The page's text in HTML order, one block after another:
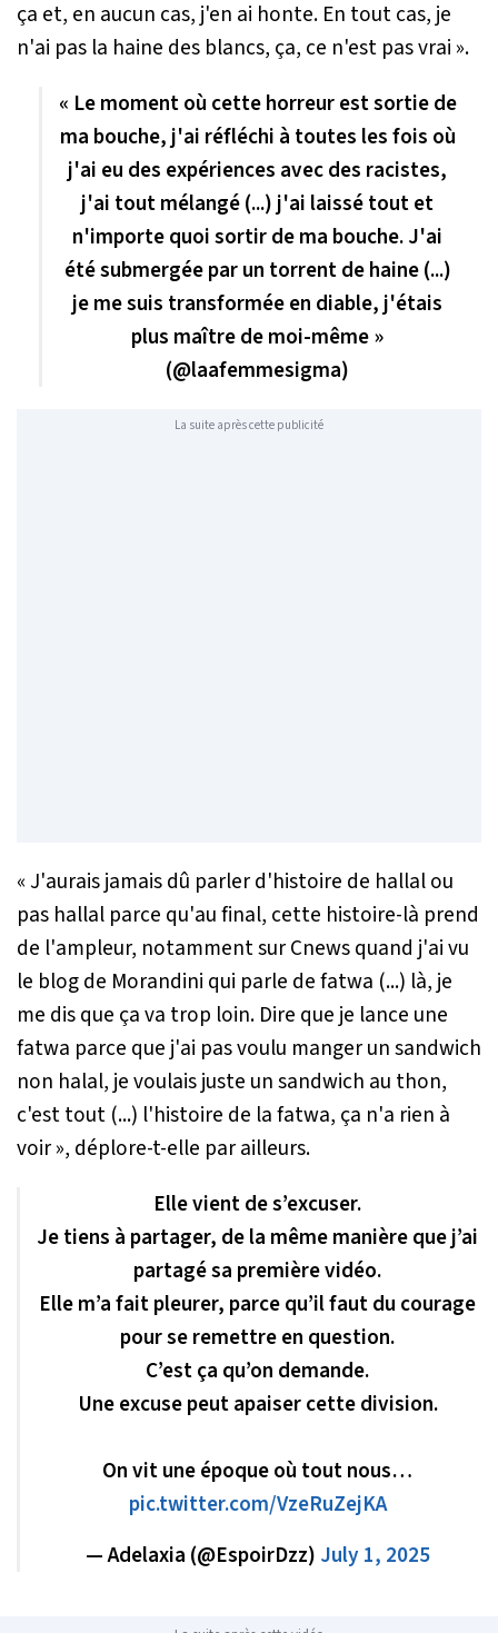
ça et, en aucun cas, j'en ai honte. En tout cas, je
n'ai pas la haine des blancs, ça, ce n'est pas vrai ».
« Le moment où cette horreur est sortie de
ma bouche, j'ai réfléchi à toutes les fois où
j'ai eu des expériences avec des racistes,
j'ai tout mélangé (...) j'ai laissé tout et
n'importe quoi sortir de ma bouche. J'ai
été submergée par un torrent de haine (...)
je me suis transformée en diable, j'étais
plus maître de moi-même »
(@laafemmesigma)
La suite après cette publicité
« J'aurais jamais dû parler d'histoire de hallal ou
pas hallal parce qu'au final, cette histoire-là prend
de l'ampleur, notamment sur Cnews quand j'ai vu
le blog de Morandini qui parle de fatwa (...) là, je
me dis que ça va trop loin. Dire que je lance une
fatwa parce que j'ai pas voulu manger un sandwich
non halal, je voulais juste un sandwich au thon,
c'est tout (...) l'histoire de la fatwa, ça n'a rien à
voir», déplore-t-elle par ailleurs.
Elle vient de s’excuser.
Je tiens à partager, de la même manière que j’ai
partagé sa première vidéo.
Elle m’a fait pleurer, parce qu’il faut du courage
pour se remettre en question.
C’est ça qu’on demande.
Une excuse peut apaiser cette division.
On vit une époque où tout nous…
pic.twitter.com/VzeRuZejKA
— Adelaxia (@EspoirDzz) July 1, 2025